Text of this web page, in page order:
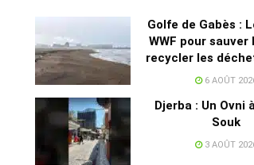
Golfe de Gabès :
WWF pour
recycler les
6 AOÛT
Djerba : Un Ovni
Souk
3 AOÛT